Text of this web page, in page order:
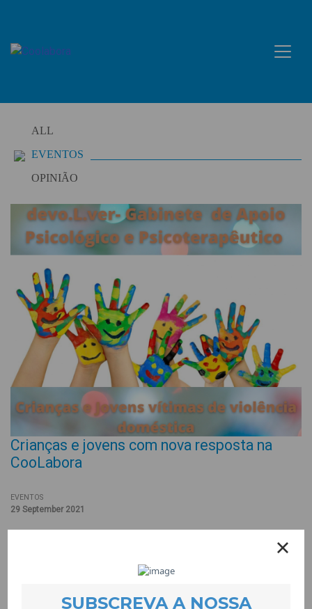
content
ALL
EVENTOS
OPINIÃO
Crianças e jovens com nova resposta na
CooLabora
EVENTOS
29 September 2021
O projecto devo.L.ver, a nova resposta de apoio psicológico e
psicoterapêutico da CooLabora entrou em funcionamento em
Setembro. Destina-se a crianças e jovens que presenciem,
doméstica ou que sejam vítimas de violência no namoro.